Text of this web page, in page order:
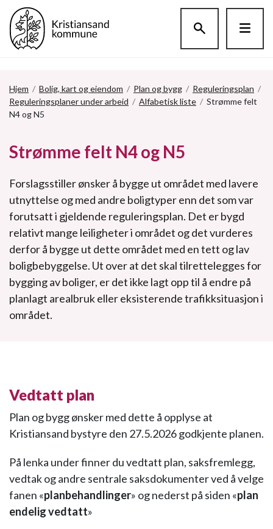
Hjem / Bolig, kart og eiendom / Plan og bygg / Reguleringsplan /
Reguleringsplaner under arbeid / Alfabetisk liste / Strømme felt
N4 og N5
Strømme felt N4 og N5
Forslagsstiller ønsker å bygge ut området med lavere
utnyttelse og med andre boligtyper enn det som var
forutsatt i gjeldende reguleringsplan. Det er bygd
relativt mange leiligheter i området og det vurderes
derfor å bygge ut dette området med en tett og lav
boligbebyggelse. Ut over at det skal tilrettelegges for
bygging av boliger, er det ikke lagt opp til å endre på
planlagt arealbruk eller eksisterende trafikksituasjon i
området.
Vedtatt plan
Plan og bygg ønsker med dette å opplyse at
Kristiansand bystyre den 27.5.2026 godkjente planen.
På lenka under finner du vedtatt plan, saksfremlegg,
vedtak og andre sentrale saksdokumenter ved å velge
fanen «planbehandlinger» og nederst på siden «plan
endelig vedtatt»